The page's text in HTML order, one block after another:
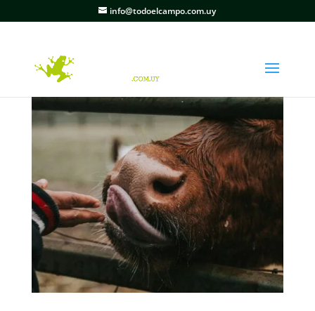
info@todoelcampo.com.uy